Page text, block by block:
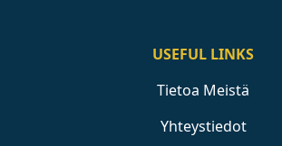
USEFUL LINKS
Tietoa Meistä
Yhteystiedot